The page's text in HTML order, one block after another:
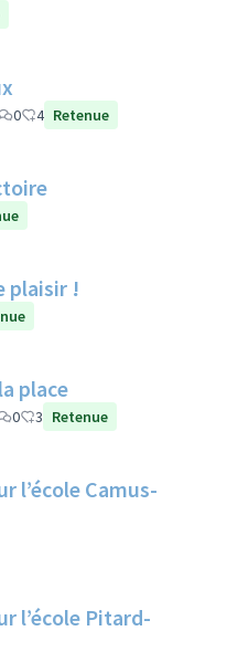
0 4 Retenue
plaisir !
place
0 3 Retenue
l’école Camus-
l’école Pitard-